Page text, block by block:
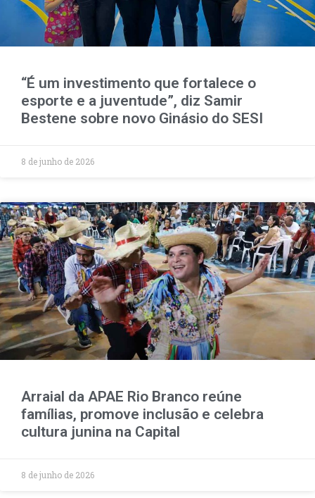
“É um investimento que fortalece o
esporte e a juventude”, diz Samir
Bestene sobre novo Ginásio do SESI
8 de junho de 2026
Arraial da APAE Rio Branco reúne
famílias, promove inclusão e celebra
cultura junina na Capital
8 de junho de 2026